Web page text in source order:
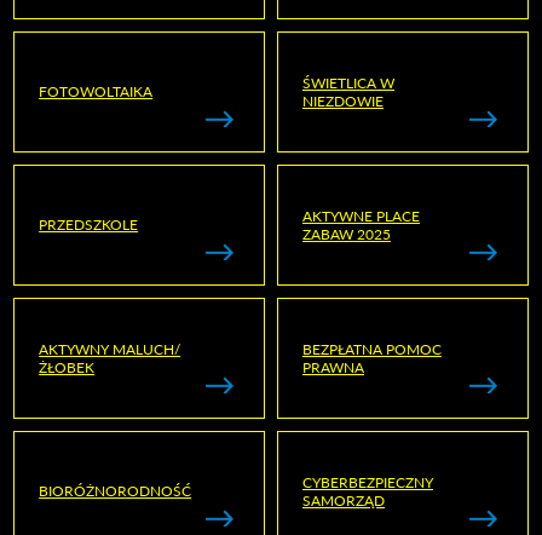
FOTOWOLTAIKA
ŚWIETLICA W
NIEZDOWIE
PRZEDSZKOLE
AKTYWNE PLACE
ZABAW 2025
AKTYWNY MALUCH/
ŻŁOBEK
BEZPŁATNA POMOC
PRAWNA
BIORÓŻNORODNOŚĆ
CYBERBEZPIECZNY
SAMORZĄD